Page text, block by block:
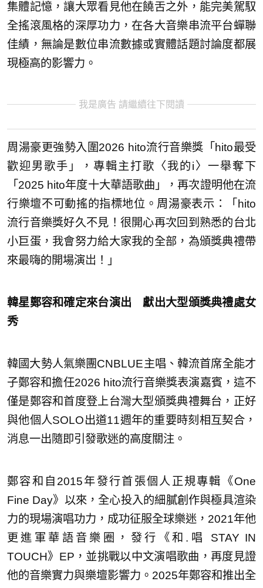
集體記憶，讓大眾看見他在饒舌之外，能完美駕馭
全搖滾風格的深厚功力，在各大音樂串流平台蟬聯
佳績，無論是數位串流數據或實體話題討論度都展
現極高的影響力。
我是廣告 請繼續往下閱讀
周湯豪更強勢入圍2026 hito流行音樂獎「hito最受
歡迎男歌手」，專輯主打歌〈我的i〉一舉奪下
「2025 hito年度十大華語歌曲」，再次證明他在流
行樂壇不可動搖的指標地位。周湯豪表示：「hito
流行音樂獎好久不見！很開心再次回到熟悉的台北
小巨蛋，我會努力給大家我的全部，為頒獎典禮帶
來最嗨的開場演岀！」
韓星鄭容和確定來台演出 獻出大型頒獎典禮處女
秀
韓國大勢人氣樂團CNBLUE主唱、韓流首席全能才
子鄭容和擔任2026 hito流行音樂獎表演嘉賓，這不
僅是鄭容和首度登上台灣大型頒獎典禮舞台，正好
與他個人SOLO出道11週年的重要時刻相互契合，
消息一出隨即引發歌迷的高度關注。
鄭容和自2015年發行首張個人正規專輯《One
Fine Day》以來，全心投入的細膩創作與極具渲染
力的現場演唱功力，成功征服全球樂迷，2021年他
更進軍華語音樂圈，發行《和.唱 STAY IN
TOUCH》EP，並挑戰以中文演唱歌曲，再度見證
他的音樂實力與樂壇影響力。2025年鄭容和推出全